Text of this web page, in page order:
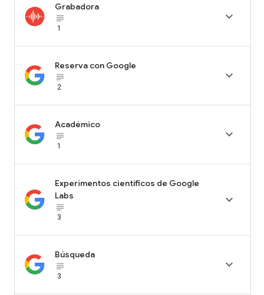
Grabadora
subject_black
1

Reserva con Google
subject_black
2

Académico
subject_black
1

Experimentos científicos de Google
Labs
subject_black
3

Búsqueda
subject_black
3
